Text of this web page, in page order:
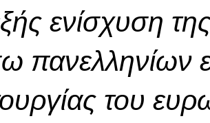
ενίσχυση
πανελληνίων
του